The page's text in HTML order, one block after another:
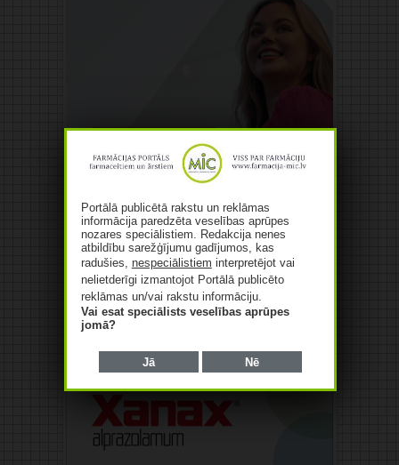
Reklāma
Portālā publicētā rakstu un reklāmas
informācija paredzēta veselības aprūpes
nozares speciālistiem. Redakcija nenes
atbildību sarežģījumu gadījumos, kas
radušies, nespeciālistiem interpretējot vai
nelietderīgi izmantojot Portālā publicēto
reklāmas un/vai rakstu informāciju.
Vai esat speciālists veselības aprūpes
jomā?
Jā Nē